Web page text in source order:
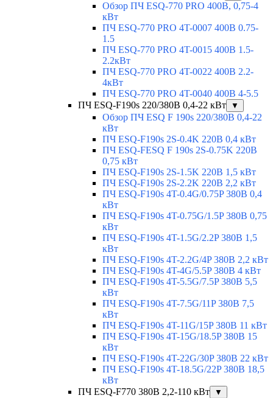
Обзор ПЧ ESQ-770 PRO 400В, 0,75-4
кВт
ПЧ ESQ-770 PRO 4T-0007 400В 0.75-
1.5
ПЧ ESQ-770 PRO 4T-0015 400В 1.5-
2.2кВт
ПЧ ESQ-770 PRO 4T-0022 400В 2.2-
4кВт
ПЧ ESQ-770 PRO 4T-0040 400В 4-5.5
ПЧ ESQ-F190s 220/380В 0,4-22 кВт
▼
Обзор ПЧ ESQ F 190s 220/380В 0,4-22
кВт
ПЧ ESQ-F190s 2S-0.4K 220В 0,4 кВт
ПЧ ESQ-FESQ F 190s 2S-0.75K 220В
0,75 кВт
ПЧ ESQ-F190s 2S-1.5K 220В 1,5 кВт
ПЧ ESQ-F190s 2S-2.2K 220В 2,2 кВт
ПЧ ESQ-F190s 4T-0.4G/0.75P 380В 0,4
кВт
ПЧ ESQ-F190s 4T-0.75G/1.5P 380В 0,75
кВт
ПЧ ESQ-F190s 4T-1.5G/2.2P 380В 1,5
кВт
ПЧ ESQ-F190s 4T-2.2G/4P 380В 2,2 кВт
ПЧ ESQ-F190s 4T-4G/5.5P 380В 4 кВт
ПЧ ESQ-F190s 4T-5.5G/7.5P 380В 5,5
кВт
ПЧ ESQ-F190s 4T-7.5G/11P 380В 7,5
кВт
ПЧ ESQ-F190s 4T-11G/15P 380В 11 кВт
ПЧ ESQ-F190s 4T-15G/18.5P 380В 15
кВт
ПЧ ESQ-F190s 4T-22G/30P 380В 22 кВт
ПЧ ESQ-F190s 4T-18.5G/22P 380В 18,5
кВт
ПЧ ESQ-F770 380В 2,2-110 кВт
▼